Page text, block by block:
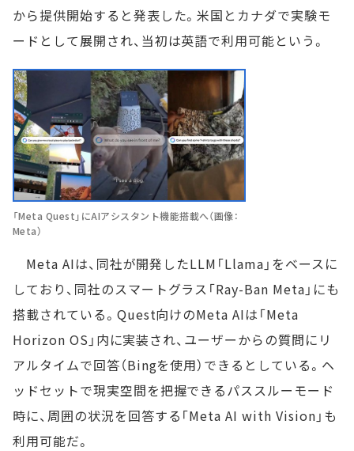
から提供開始すると発表した。米国とカナダで実験モ
ードとして展開され、当初は英語で利用可能という。
「Meta Quest」にAIアシスタント機能搭載へ（画像：
Meta）
Meta AIは、同社が開発したLLM「Llama」をベースに
しており、同社のスマートグラス「Ray-Ban Meta」にも
搭載されている。Quest向けのMeta AIは「Meta
Horizon OS」内に実装され、ユーザーからの質問にリ
アルタイムで回答（Bingを使用）できるとしている。ヘ
ッドセットで現実空間を把握できるパススルーモード
時に、周囲の状況を回答する「Meta AI with Vision」も
利用可能だ。